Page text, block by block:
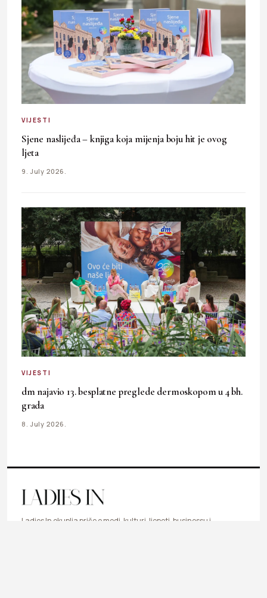
VIJESTI
Sjene naslijeđa – knjiga koja mijenja boju hit je ovog
ljeta
9. July 2026.
VIJESTI
dm najavio 13. besplatne preglede dermoskopom u 4 bh.
grada
8. July 2026.
Ladies In okuplja priče o modi, kulturi, ljepoti, businessu i